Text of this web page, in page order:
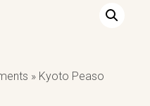
» Kyoto Peaso